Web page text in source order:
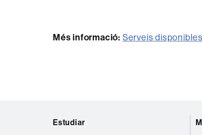
Més informació: Serveis
Estudiar